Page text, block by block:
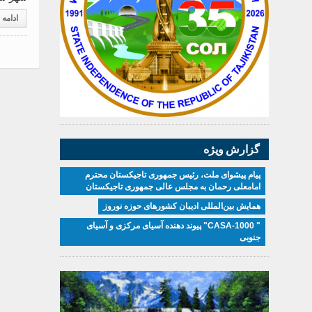
گزارش ویژه
پیام پیشوای ملت، رئیس جمهوری تاجیکستان محترم
امامعلی رحمان به مجلس عالی جمهوری تاجیکستان
همایش بین‌المللی ادیبان کشور‌های حوزه نوروز
" CASA-1000" پیوند دهنده آسیای مرکزی و آسیای
جنوبی